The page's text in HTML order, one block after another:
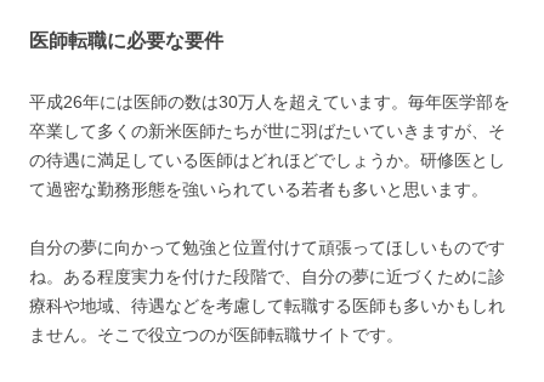
医師転職に必要な要件
平成26年には医師の数は30万人を超えています。毎年医学部を
卒業して多くの新米医師たちが世に羽ばたいていきますが、そ
の待遇に満足している医師はどれほどでしょうか。研修医とし
て過密な勤務形態を強いられている若者も多いと思います。
自分の夢に向かって勉強と位置付けて頑張ってほしいものです
ね。ある程度実力を付けた段階で、自分の夢に近づくために診
療科や地域、待遇などを考慮して転職する医師も多いかもしれ
ません。そこで役立つのが医師転職サイトです。